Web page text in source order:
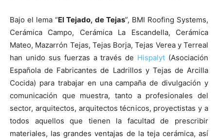
Bajo el lema “El Tejado, de Tejas”, BMI Roofing Systems,
Cerámica Campo, Cerámica La Escandella, Cerámica
Mateo, Mazarrón Tejas, Tejas Borja, Tejas Verea y Terreal
han unido sus fuerzas a través de Hispalyt (Asociación
Española de Fabricantes de Ladrillos y Tejas de Arcilla
Cocida) para trabajar en una campaña de divulgación y
comunicación que muestra, tanto a profesionales del
sector, arquitectos, arquitectos técnicos, proyectistas y a
todos aquellos que tienen la facultad de prescribir
materiales, las grandes ventajas de la teja cerámica, así